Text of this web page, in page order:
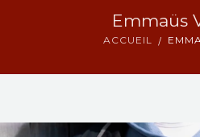
Emmaüs
ACCUEIL